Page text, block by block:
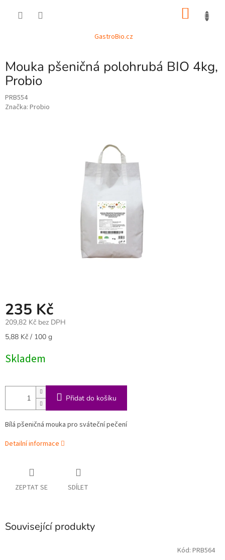
GastroBio.cz
Mouka pšeničná polohrubá BIO 4kg,
Probio
PRB554
Značka: Probio
235 Kč
209,82 Kč bez DPH
Měrná
5,88 Kč / 100 g
Skladem
Přidat do košíku
Bílá pšeničná mouka pro sváteční pečení
Detailní informace
ZEPTAT SE SDÍLET
Související produkty
Kód: PRB564